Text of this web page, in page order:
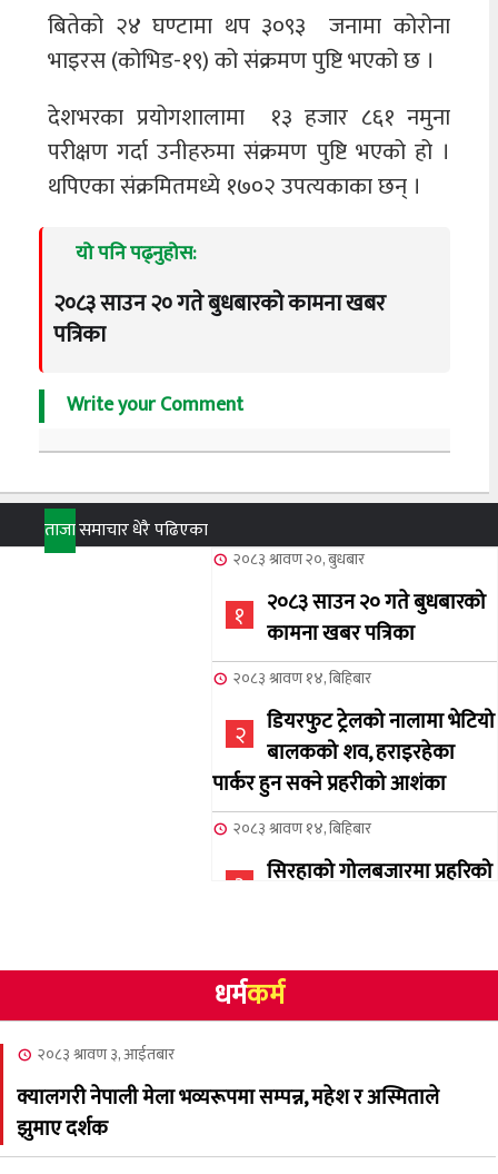
बितेको २४ घण्टामा थप ३०९३ जनामा कोरोना
भाइरस (कोभिड-१९) को संक्रमण पुष्टि भएको छ ।
देशभरका प्रयोगशालामा १३ हजार ८६१ नमुना
परीक्षण गर्दा उनीहरुमा संक्रमण पुष्टि भएको हो ।
थपिएका संक्रमितमध्ये १७०२ उपत्यकाका छन् ।
यो पनि पढ्नुहोस:
२०८३ साउन २० गते बुधबारको कामना खबर
पत्रिका
Write your Comment
ताजासमाचारधेरै पढिएका
२०८३ श्रावण २०, बुधबार
१
२०८३ साउन २० गते बुधबारको
कामना खबर पत्रिका
२०८३ श्रावण १४, बिहिबार
२
डियरफुट ट्रेलको नालामा भेटियो
बालकको शव, हराइरहेका
पार्कर हुन सक्ने प्रहरीको आशंका
२०८३ श्रावण १४, बिहिबार
३
सिरहाको गोलबजारमा प्रहरिको
४
NCSC को अध्यक्षमा घनेन्द्र
न्यौपाने बिजयी
नेप्लिज सोसाइटि अफ
धर्मकर्म
२०८३ श्रावण ३, आईतबार
क्यालगरी नेपाली मेला भव्यरूपमा सम्पन्न, महेश र अस्मिताले
झुमाए दर्शक